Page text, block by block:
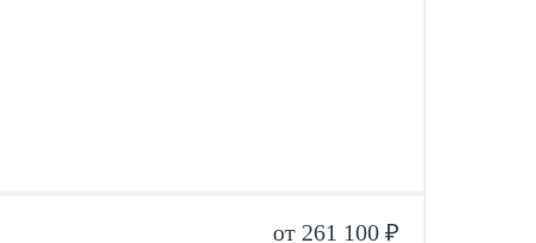
от 261 100 ₽